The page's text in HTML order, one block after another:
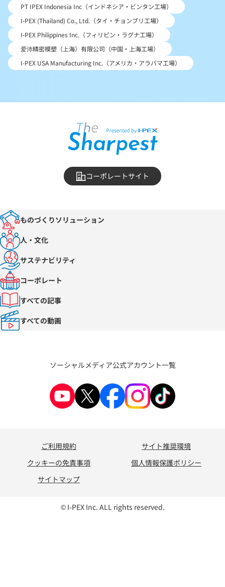
PT IPEX Indonesia Inc（インドネシア・ビンタン工場）
I-PEX (Thailand) Co., Ltd.（タイ・チョンブリ工場）
I-PEX Philippines Inc.（フィリピン・ラグナ工場）
爱沛精密模塑（上海）有限公司（中国・上海工場）
I-PEX USA Manufacturing Inc.（アメリカ・アラバマ工場）
コーポレートサイト
ものづくりソリューション
人・文化
サステナビリティ
コーポレート
すべての記事
すべての動画
ソーシャルメディア公式アカウント一覧
ご利用規約
サイト推奨環境
クッキーの免責事項
個人情報保護ポリシー
サイトマップ
© I-PEX Inc. ALL rights reserved.